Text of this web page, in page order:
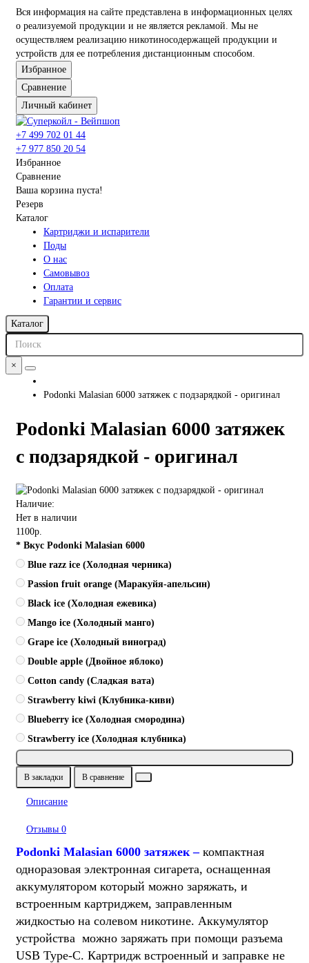
Комплектующие для компьютера
Вся информация на сайте представлена в информационных целях
о реализуемой продукции и не является рекламой. Мы не
осуществляем реализацию никотиносодержащей продукции и
устройств для ее потребления дистанционным способом.
Избранное
Сравнение
Личный кабинет
+7 499 702 01 44
+7 977 850 20 54
Избранное
Сравнение
Ваша корзина пуста!
Резерв
Каталог
Картриджи и испарители
Поды
О нас
Самовывоз
Оплата
Гарантии и сервис
Каталог
×
Podonki Malasian 6000 затяжек с подзарядкой - оригинал
Podonki Malasian 6000 затяжек
с подзарядкой - оригинал
Наличие:
Нет в наличии
1100р.
* Вкус Podonki Malasian 6000
Blue razz ice (Холодная черника)
Passion fruit orange (Маракуйя-апельсин)
Black ice (Холодная ежевика)
Mango ice (Холодный манго)
Grape ice (Холодный виноград)
Double apple (Двойное яблоко)
Cotton candy (Сладкая вата)
Strawberry kiwi (Клубника-киви)
Blueberry ice (Холодная смородина)
Strawberry ice (Холодная клубника)
В закладки В сравнение
Описание
Отзывы 0
Podonki Malasian 6000 затяжек – компактная
одноразовая электронная сигарета, оснащенная
аккумулятором который можно заряжать, и
встроенным картриджем, заправленным
жидкостью на солевом никотине. Аккумулятор
устройства можно заряжать при помощи разъема
USB Type-C. Картридж встроенный и заправке не